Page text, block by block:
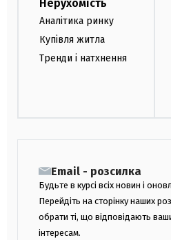
Нерухомість
Аналітика ринку
Купівля житла
Тренди і натхнення
Email - розсилка
Будьте в курсі всіх новин і
Перейдіть на сторінку наших
обрати ті, що відповідають
інтересам.